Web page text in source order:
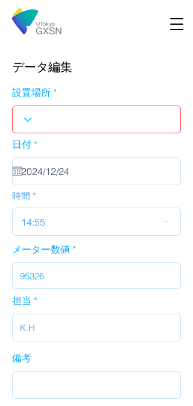
データ編集
設置場所
日付 *r
u
i
d
時間
14:55
メーター数値
担当
備考